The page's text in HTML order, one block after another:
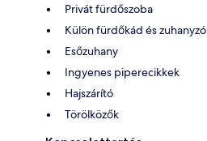
Privát fürdőszoba
Külön fürdőkád és zuhanyzó
Esőzuhany
Ingyenes piperecikkek
Hajszárító
Törölközők